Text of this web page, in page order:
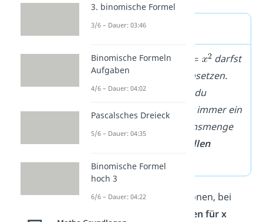
➡️ Beispiel
–In die Funktion
darfst
du jedes beliebige x einsetzen.
Denn egal welche Zahl du
einsetzt, du bekommst immer ein
Ergebnis. Die Definitionsmenge
alle reellen
Zahlen
Es gibt aber auch Funktionen, bei
nicht alle Zahlen für x
3. binomische Formel
3/6 – Dauer: 03:46
Binomische Formeln
Aufgaben
4/6 – Dauer: 04:02
Pascalsches Dreieck
5/6 – Dauer: 04:35
Binomische Formel
hoch 3
6/6 – Dauer: 04:22